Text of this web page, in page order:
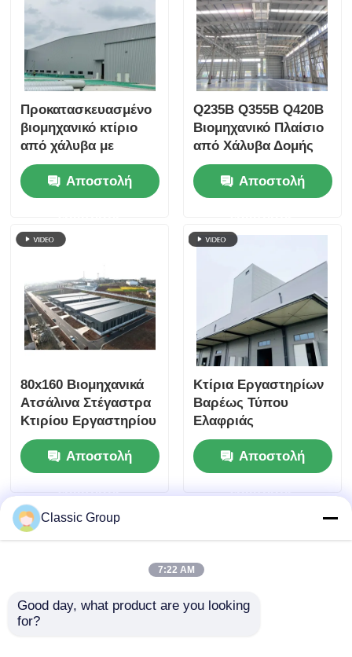
Προκατασκευασμένο
βιομηχανικό κτίριο
από χάλυβα με
ηχομόνωση,
αποθήκη, κατασκευή
Αποστολή
Q235B Q355B Q420B
Βιομηχανικό Πλαίσιο
από Χάλυβα Δομής
Προτύπου AISC Κατά
ΠαραγγελίαΑποστολή
80x160 Βιομηχανικά
Ατσάλινα Στέγαστρα
Κτιρίου Εργαστηρίου
Πάνελ Σάντουιτς
Αποστολή
ερώτησης
Κτίρια Εργαστηρίων
Βαρέως Τύπου
Ελαφριάς
Βιομηχανικής
Χαλύβδινης Δομής
Αποστολή
ερώτησης
Classic Group
7:22 AM
Good day, what product are you looking
for?